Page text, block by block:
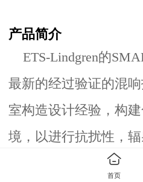
产品简介
ETS-Lindgren的
最新的经过验证的混
室构造设计经验， 构
境，以进行抗扰性，
与其他测试方法相比，
首页